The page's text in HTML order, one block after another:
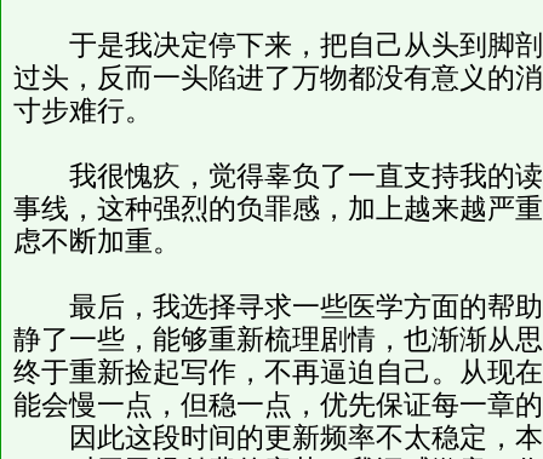
于是我决定停下来，把自己从头到脚剖
过头，反而一头陷进了万物都没有意义的
寸步难行。
我很愧疚，觉得辜负了一直支持我的读
事线，这种强烈的负罪感，加上越来越严
虑不断加重。
最后，我选择寻求一些医学方面的帮助
静了一些，能够重新梳理剧情，也渐渐从
终于重新捡起写作，不再逼迫自己。从现
能会慢一点，但稳一点，优先保证每一章
因此这段时间的更新频率不太稳定，本